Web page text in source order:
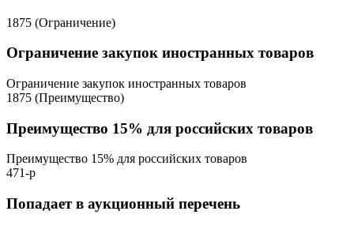
1875 (Ограничение)
Ограничение закупок иностранных товаров
Ограничение закупок иностранных товаров
1875 (Преимущество)
Преимущество 15% для российских товаров
Преимущество 15% для российских товаров
471-р
Попадает в аукционный перечень